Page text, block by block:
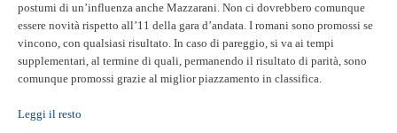
postumi di un’influenza anche Mazzarani. Non ci dovrebbero comunque
essere novità rispetto all’11 della gara d’andata. I romani sono promossi se
vincono, con qualsiasi risultato. In caso di pareggio, si va ai tempi
supplementari, al termine di quali, permanendo il risultato di parità, sono
comunque promossi grazie al miglior piazzamento in classifica.
Leggi il resto